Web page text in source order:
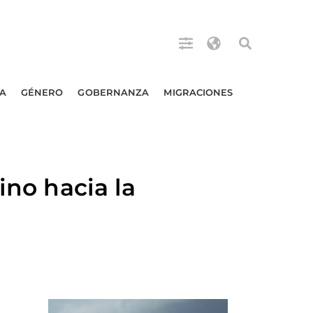
GÉNERO GOBERNANZA MIGRACIONES
hacia la